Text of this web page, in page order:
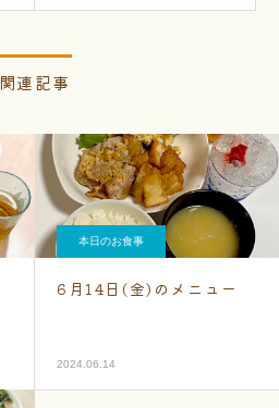
関連記事
本日のお食事
6月14日(金)のメニュー
2024.06.14